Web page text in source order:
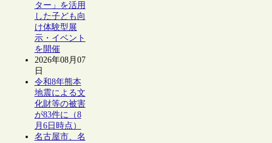
ター」を活用
した子ども向
け体験型展
示・イベント
を開催
2026年08月07
日
令和8年熊本
地震による文
化財等の被害
が83件に（8
月6日時点）
名古屋市、名